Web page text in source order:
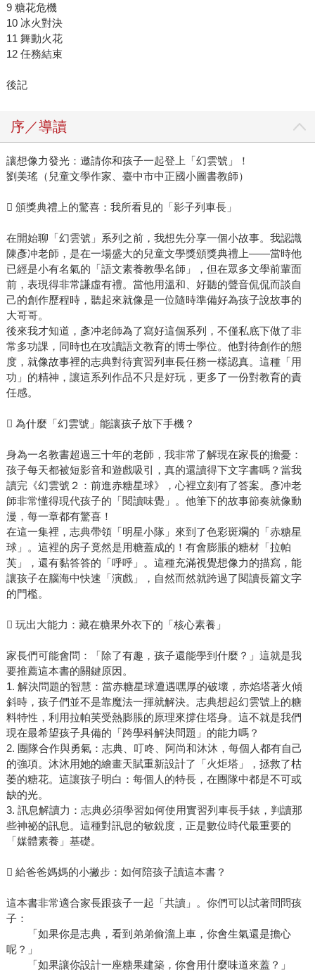
9 糖花危機
10 冰火對決
11 舞動火花
12 任務結束
後記
序／導讀
讓想像力發光：邀請你和孩子一起登上「幻雲號」！
劉美瑤（兒童文學作家、臺中市中正國小圖書教師）
 頒獎典禮上的驚喜：我所看見的「影子列車長」
在開始聊「幻雲號」系列之前，我想先分享一個小故事。我認識
陳彥冲老師，是在一場盛大的兒童文學獎頒獎典禮上——當時他
已經是小有名氣的「語文素養教學名師」，但在眾多文學前輩面
前，表現得非常謙虛有禮。當他用溫和、好聽的聲音侃侃而談自
己的創作歷程時，聽起來就像是一位隨時準備好為孩子說故事的
大哥哥。
後來我才知道，彥冲老師為了寫好這個系列，不僅私底下做了非
常多功課，同時也在攻讀語文教育的博士學位。他對待創作的態
度，就像故事裡的志典對待實習列車長任務一樣認真。這種「用
功」的精神，讓這系列作品不只是好玩，更多了一份對教育的責
任感。
 為什麼「幻雲號」能讓孩子放下手機？
身為一名教書超過三十年的老師，我非常了解現在家長的擔憂：
孩子每天都被短影音和遊戲吸引，真的還讀得下文字書嗎？當我
讀完《幻雲號２：前進赤糖星球》，心裡立刻有了答案。彥冲老
師非常懂得現代孩子的「閱讀味覺」。他筆下的故事節奏就像動
漫，每一章都有驚喜！
在這一集裡，志典帶領「明星小隊」來到了色彩斑斕的「赤糖星
球」。這裡的房子竟然是用糖蓋成的！有會膨脹的糖材「拉帕
芙」，還有黏答答的「呼呼」。這種充滿視覺想像力的描寫，能
讓孩子在腦海中快速「演戲」，自然而然就跨過了閱讀長篇文字
的門檻。
 玩出大能力：藏在糖果外衣下的「核心素養」
家長們可能會問：「除了有趣，孩子還能學到什麼？」這就是我
要推薦這本書的關鍵原因。
1. 解決問題的智慧：當赤糖星球遭遇嘿厚的破壞，赤焰塔著火傾
斜時，孩子們並不是靠魔法一揮就解決。志典想起幻雲號上的糖
料特性，利用拉帕芙受熱膨脹的原理來撐住塔身。這不就是我們
現在最希望孩子具備的「跨學科解決問題」的能力嗎？
2. 團隊合作與勇氣：志典、叮咚、阿尚和沐沐，每個人都有自己
的強項。沐沐用她的繪畫天賦重新設計了「火炬塔」，拯救了枯
萎的糖花。這讓孩子明白：每個人的特長，在團隊中都是不可或
缺的光。
3. 訊息解讀力：志典必須學習如何使用實習列車長手錶，判讀那
些神祕的訊息。這種對訊息的敏銳度，正是數位時代最重要的
「媒體素養」基礎。
 給爸爸媽媽的小撇步：如何陪孩子讀這本書？
這本書非常適合家長跟孩子一起「共讀」。你們可以試著問問孩
子：
「如果你是志典，看到弟弟偷溜上車，你會生氣還是擔心
呢？」
「如果讓你設計一座糖果建築，你會用什麼味道來蓋？」